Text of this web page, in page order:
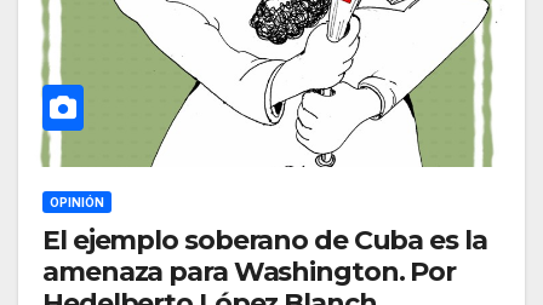
OPINIÓN
El ejemplo soberano de Cuba es la
amenaza para Washington. Por